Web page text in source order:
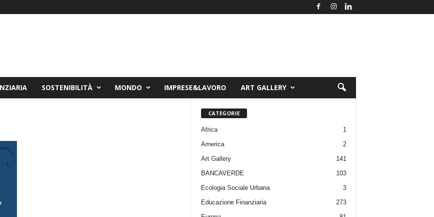
SOSTENIBILITÀ MONDO IMPRESE&LAVORO ART GALLERY
CATEGORIE
Africa
1
America
2
Art Gallery
141
BANCAVERDE
103
Ecologia Sociale Urbana
3
Educazione Finanziaria
273